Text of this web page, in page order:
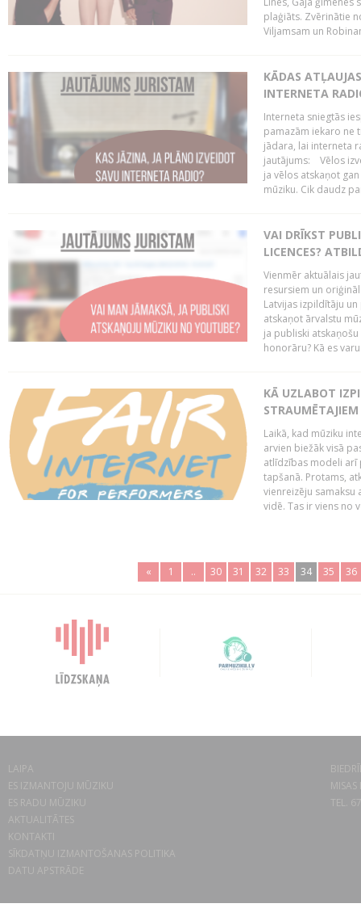
plaģiāts. Zvērinātie
Viljamsam un
KĀDAS
INTERNETA
Interneta sniegtās
pamazām iekaro ne
jādara, lai interneta
jautājums: Vēlos
ja vēlos atskaņot
mūziku. Cik daudz
VAI DRĪKST
LICENCES?
Vienmēr aktuālais
resursiem un
Latvijas izpildītāju
atskaņot ārvalstu
ja publiski
honorāru? Kā es
KĀ UZLABOT
Laikā, kad mūziku
arvien biežāk visā
atlīdzības modeli arī
tapšanā. Protams,
vienreizēju
vidē. Tas ir viens no
« 1 .. 30 31 32 33 34 35 36
LAIPA
ES IZMANTOJU MŪZIKU
ES RADU MŪZIKU
AKTUALITĀTES
KONTAKTI
SĪKDATŅU IZMANTOŠANAS POLITIKA
DATU APSTRĀDE
TEL.